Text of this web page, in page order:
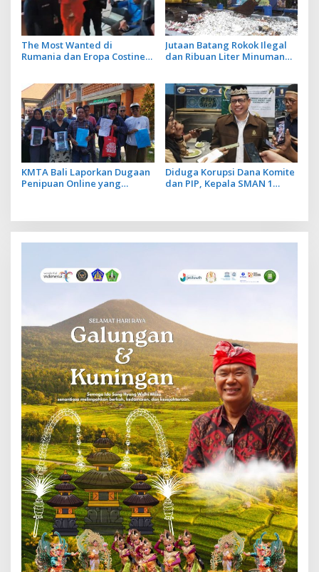
The Most Wanted di
Rumania dan Eropa Costinel-
Negaranya
Jutaan Batang Rokok Ilegal
dan Ribuan Liter Minuman
KMTA Bali Laporkan Dugaan
Penipuan Online yang
Diduga Korupsi Dana Komite
dan PIP, Kepala SMAN 1